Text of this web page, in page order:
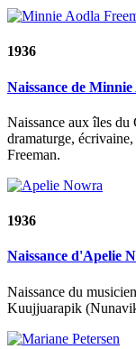
1936
Naissance de
Naissance aux îles
dramaturge,
Freeman.
1936
Naissance d'Apelie
Naissance du
Kuujjuarapik